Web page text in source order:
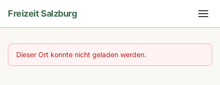
Freizeit Salzburg
Dieser Ort konnte nicht geladen werden.